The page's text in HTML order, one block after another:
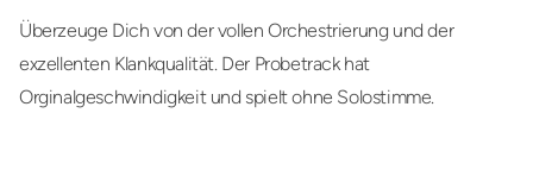
Überzeuge Dich von der vollen Orchestrierung und der
exzellenten Klankqualität. Der Probetrack hat
Orginalgeschwindigkeit und spielt ohne Solostimme.